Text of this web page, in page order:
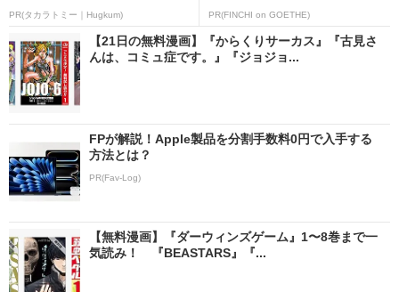
PR(タカラトミー｜Hugkum) PR(FINCHI on GOETHE)
【21日の無料漫画】『からくりサーカス』『古見さ
んは、コミュ症です。』『ジョジョ...
FPが解説！Apple製品を分割手数料0円で入手する
方法とは？
PR(Fav-Log)
【無料漫画】『ダーウィンズゲーム』1〜8巻まで一
気読み！ 『BEASTARS』『...